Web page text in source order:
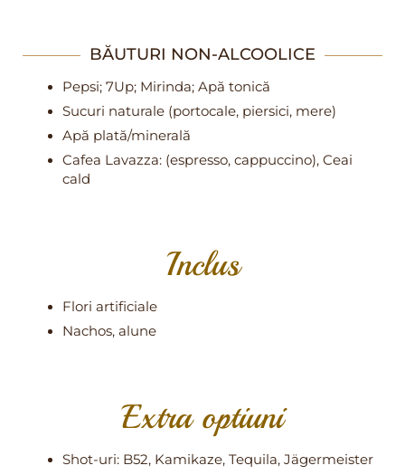
BĂUTURI NON-ALCOOLICE
Pepsi; 7Up; Mirinda; Apă tonică
Sucuri naturale (portocale, piersici, mere)
Apă plată/minerală
Cafea Lavazza: (espresso, cappuccino), Ceai
cald
Inclus
Flori artificiale
Nachos, alune
Extra optiuni
Shot-uri: B52, Kamikaze, Tequila, Jägermeister